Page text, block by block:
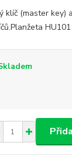
klíč (master key)
HU101